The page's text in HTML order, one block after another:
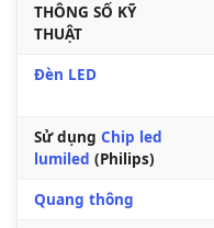
THÔNG SỐ KỸ
THUẬT
Đèn LED
Sử dụng Chip led
lumiled (Philips)
Quang thông